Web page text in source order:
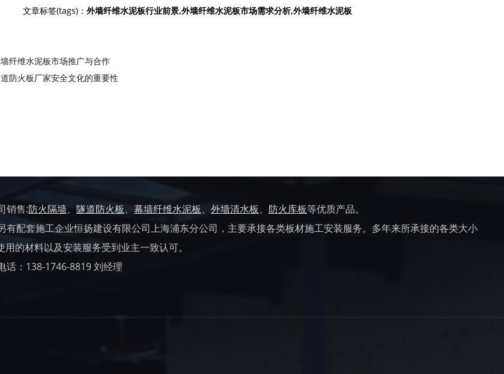
文章标签(tags)： 外墙纤维水泥板行业前景,外墙纤维水泥板市场需求分析,外墙纤维水泥板
纤维水泥板市场推广与合作
防火板厂家安全文化的重要性
销售:防火隔墙、隧道防火板、 幕墙纤维水泥板、 外墙清水板、 防火库板等优质产品。
有配套施工企业恒扬建设有限公司上海浦东分公司，主要承接各类板材施工安装服务。多年来所承接的各类大小
用的材料以及安装服务受到业主一致认可。
话：138-1746-8819 刘经理